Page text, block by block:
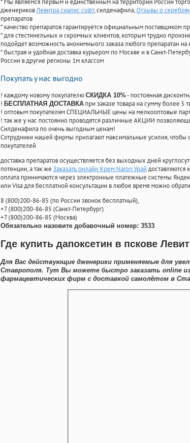
* Мы являемся первым и единственным на территории России
дженериковЛевитра сиалис софт, силденафила,Отзывы о
препаратов
* качество препаратов гарантируется официальным поставщиком
* для стестинельных и скромных клиентов, которым трудно
подойдет возможность анонимныого заказа любого препаратан на
* быстрая и удобная доставка курьером по Москве и в Санкт-
России в другие регионы 1м классом
Покупать у нас выгодно
! каждому новому покупателю СКИДКА 10%- постоянная
! БЕСПЛАТНАЯ ДОСТАВКА при заказе товара на сумму более 5
! оптовым покупателям СПЕЦИАЛЬНЫЕ цены на мелкооптовые
! так же у нас постоянно проводятся различные АКЦИИ
Силденафила по очень выгодным ценам!
Cотрудники нашей фирмы прилагают максимальные усилия,
покупателей
доставка препаратов осуществляется без выходных дней
потенции, а так же Заказать онлайн Крем Naron Урай доставляются
оплата принимаются через электронные платежные системы
или Visa для бесплатной консультации в любое время можно
8(800)200-86-85 (по России звонок бесплатный),
+7(800)200-86-85 (Санкт-Петербург)
+7(800)200-86-85 (Москва)
Обязательно назовите добавочный номер: 3533
Где купить дапоксетин в пскове
Для Вас действующие дженерики применяемые для
Ставрополя. Тут Вы можете быстро заказать online
фармацевтических фирм с доставкой самолётом в